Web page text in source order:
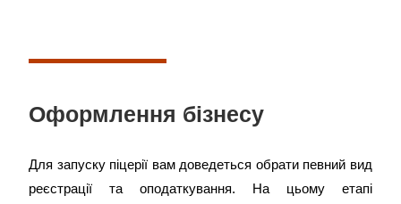
Оформлення бізнесу
Для запуску піцерії вам доведеться обрати певний вид
реєстрації та оподаткування. На цьому етапі